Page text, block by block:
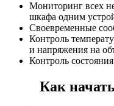
Мониторинг всех
шкафа одним
Своевременные
Контроль
и напряжения на
Контроль
Как